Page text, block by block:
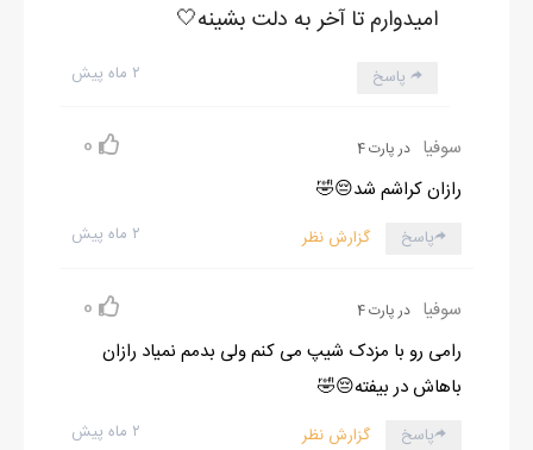
امیدوارم تا آخر به دلت بشینه🤍
۲ ماه پیش پاسخ
سوفیا در پارت 4 0
رازان کراشم شد😔🤣
۲ ماه پیش پاسخ گزارش نظر
سوفیا در پارت 4 0
رامی رو با مزدک شیپ می کنم ولی بدمم نمیاد رازان
باهاش در بیفته😔🤣
۲ ماه پیش پاسخ گزارش نظر